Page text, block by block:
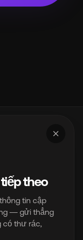
close
theo
tin cập
— gửi thẳng
có thư rác,
Limited. Cơ sở
cho ngành công
quyền được bảo